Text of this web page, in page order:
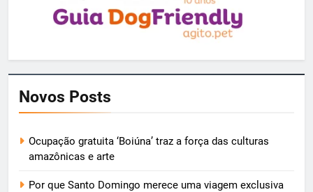
Novos Posts
Ocupação gratuita ‘Boiúna’ traz a força das culturas
amazônicas e arte
Por que Santo Domingo merece uma viagem exclusiva